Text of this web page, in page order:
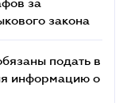
закона
подать в
информацию о